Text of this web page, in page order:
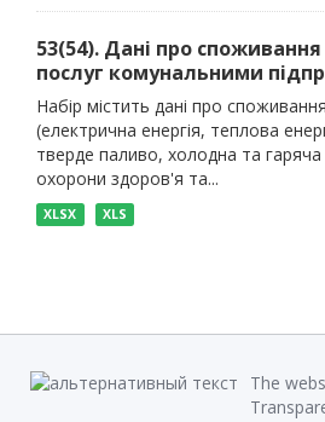
53(54). Дані про
послуг комунальними
Набір містить дані про
(електрична енергія, теплова
тверде паливо, холодна та гаряча
охорони здоров'я та...
XLSX XLS
The